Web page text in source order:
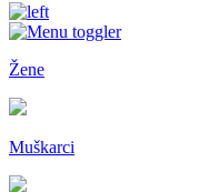
Žene
Muškarci